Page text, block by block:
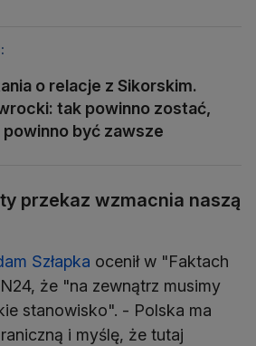
o relacje z Sikorskim.
tak powinno zostać,
być zawsze
przekaz wzmacnia naszą
Szłapka ocenił w "Faktach
że "na zewnątrz musimy
stanowisko". - Polska ma
i myślę, że tutaj